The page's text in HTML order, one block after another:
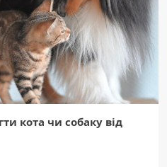
кота чи собаку від